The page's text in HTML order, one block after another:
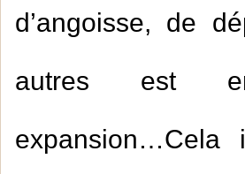
d’angoisse, de
autres est
expansion…Cela